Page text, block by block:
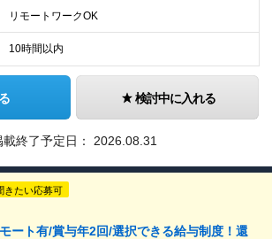
リモートワークOK
10時間以内
検討中に入れる
載終了予定日： 2026.08.31
きたい応募可
ート有/賞与年2回/選択できる給与制度！還